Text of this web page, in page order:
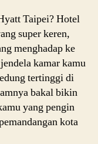
Taipei? Hotel
super keren,
menghadap ke
kamar kamu
tertinggi di
bakal bikin
yang pengin
kota